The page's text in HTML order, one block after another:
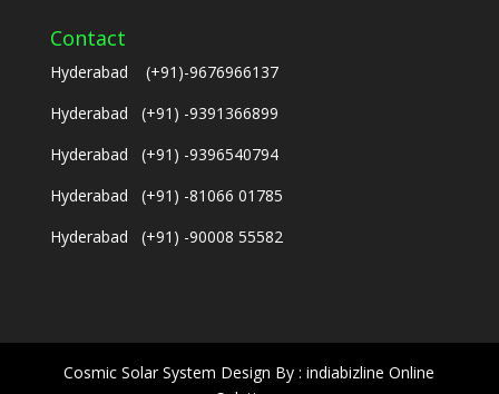
Contact
Hyderabad (+91)-9676966137
Hyderabad (+91) -9391366899
Hyderabad (+91) -9396540794
Hyderabad (+91) -81066 01785
Hyderabad (+91) -90008 55582
Cosmic Solar System Design By : indiabizline Online